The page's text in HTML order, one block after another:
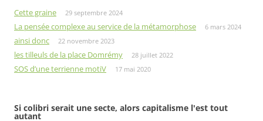
Cette graine 29 septembre 2024
La pensée complexe au service de la métamorphose 6 mars 2024
ainsi donc 22 novembre 2023
les tilleuls de la place Domrémy 28 juillet 2022
SOS d’une terrienne motiV 17 mai 2020
Si colibri serait une secte, alors capitalisme l'est tout
autant